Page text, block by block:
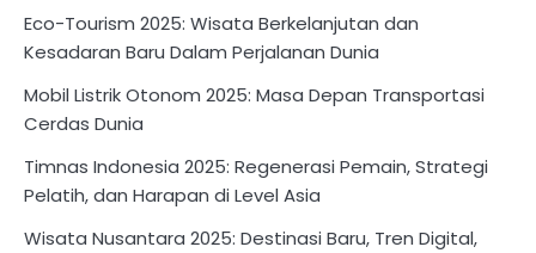
Eco-Tourism 2025: Wisata Berkelanjutan dan
Kesadaran Baru Dalam Perjalanan Dunia
Mobil Listrik Otonom 2025: Masa Depan Transportasi
Cerdas Dunia
Timnas Indonesia 2025: Regenerasi Pemain, Strategi
Pelatih, dan Harapan di Level Asia
Wisata Nusantara 2025: Destinasi Baru, Tren Digital,